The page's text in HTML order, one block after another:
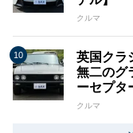
クルマ
英国クラ
無二のグ
ーセプタ
クルマ